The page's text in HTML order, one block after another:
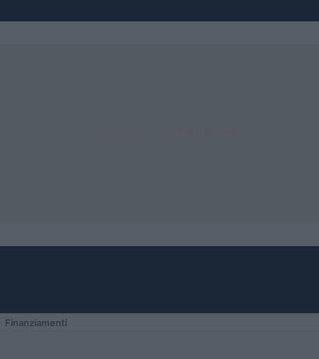
Finanziamenti